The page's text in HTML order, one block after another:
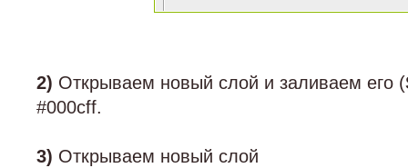
2) Открываем новый слой и заливаем его (
#000cff.
3) Открываем новый слой